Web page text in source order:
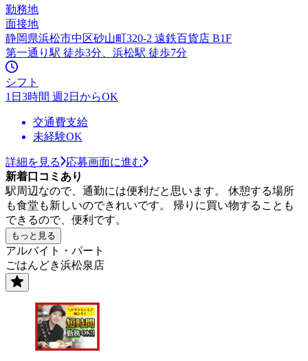
勤務地
面接地
静岡県浜松市中区砂山町320-2 遠鉄百貨店 B1F
第一通り駅 徒歩3分、浜松駅 徒歩7分
シフト
1日3時間 週2日からOK
交通費支給
未経験OK
詳細を見る
応募画面に進む
新着口コミあり
駅周辺なので、通勤には便利だと思います。 休憩する場所
も食堂も新しいのできれいです。 帰りに買い物することも
できるので、便利です。
もっと見る
アルバイト・パート
ごはんどき浜松泉店